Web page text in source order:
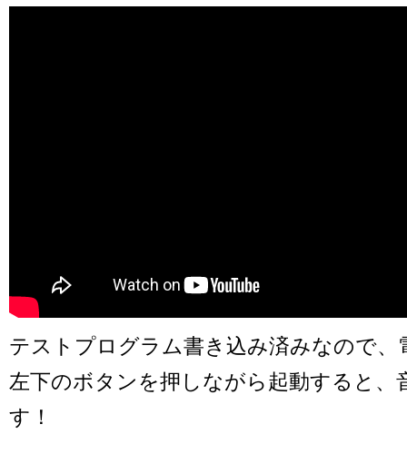
テストプログラム書き込み済みなので、
左下のボタンを押しながら起動すると、
す！